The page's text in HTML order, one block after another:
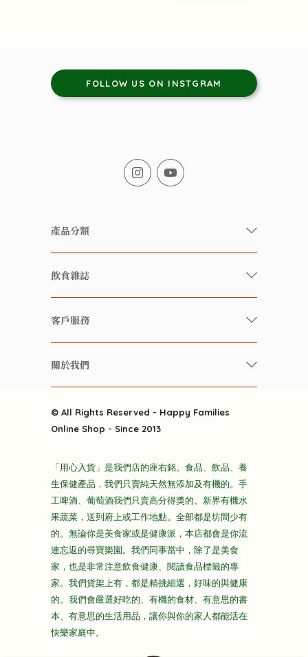
FOLLOW US ON INSTGRAM
產品分類
有機/無農藥新鮮蔬果
有機 / 無添加飲品
養生保健好東西
酒類
雜貨部
折上折大特價
主頁
飲食雜誌
快樂家庭 飲食雜誌
雲南搜食記
粒粒皆辛苦
快樂電視台
客戶服務
常見問題
關於我們
送貨
隱私政策
© All Rights Reserved - Happy Families
Online Shop - Since 2013
「用心入貨」是我們店的座右銘。食品、飲品、養
生保健產品，我們只賣純天然無添加及有機的。手
工啤酒、葡萄酒我們只賣高分得獎的。新界有機水
果蔬菜，送到府上或工作地點。全部都是坊間少有
的。無論你是美食家或是健康派，本店都會是你流
連忘返的尋寶樂園。我們同事當中，除了是美食
家，也是非常注意飲食健康、閱讀食品標籤的專
家。我們貨架上有，都是精挑細選，好味的與健康
的。我們會嚴選好吃的、有機的食材、有意思的書
本、有意思的生活用品，讓你與你的家人都能活在
快樂家庭中。